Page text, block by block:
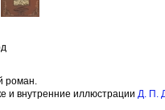
роман.
и внутренние иллюстрации Д. П.